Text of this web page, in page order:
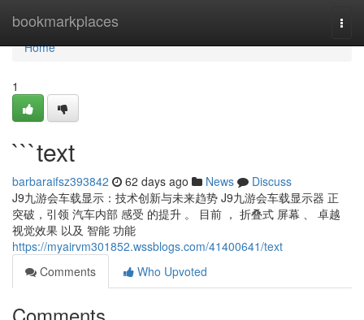
bookmarkplaces
Home
Home
1
```text
barbaraifsz393842 62 days ago News
Discuss
J9九游会车载显示：技术创新与未来趋势 J9九游会车载显示器 正
突破，引领 汽车内部 感受 的提升 。 目前 ， 折叠式 屏幕 、 卓越
视觉效果 以及 智能 功能
https://myairvm301852.wssblogs.com/41400641/text
Comments
Who Upvoted